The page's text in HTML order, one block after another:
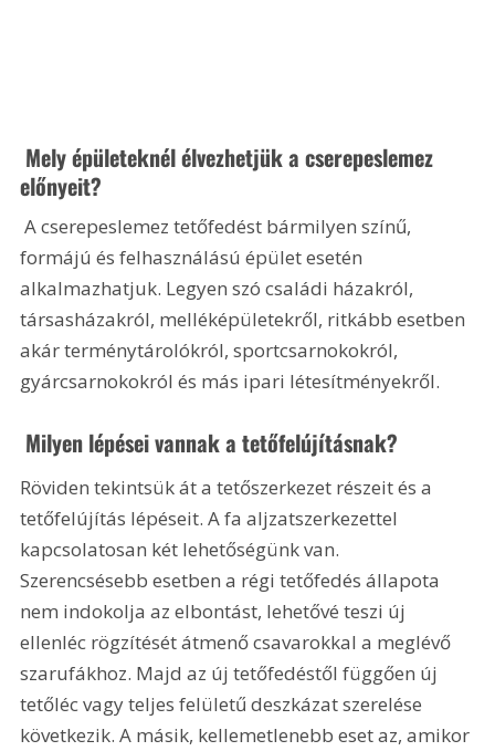
előnyeit?
A cserepeslemez tetőfedést bármilyen színű,
formájú és felhasználású épület esetén
alkalmazhatjuk. Legyen szó családi házakról,
társasházakról, melléképületekről, ritkább esetben
akár terménytárolókról, sportcsarnokokról,
gyárcsarnokokról és más ipari létesítményekről.
Milyen lépései vannak a tetőfelújításnak?
Röviden tekintsük át a tetőszerkezet részeit és a
tetőfelújítás lépéseit. A fa aljzatszerkezettel
kapcsolatosan két lehetőségünk van.
Szerencsésebb esetben a régi tetőfedés állapota
nem indokolja az elbontást, lehetővé teszi új
ellenléc rögzítését átmenő csavarokkal a meglévő
szarufákhoz. Majd az új tetőfedéstől függően új
tetőléc vagy teljes felületű deszkázat szerelése
következik. A másik, kellemetlenebb eset az, amikor